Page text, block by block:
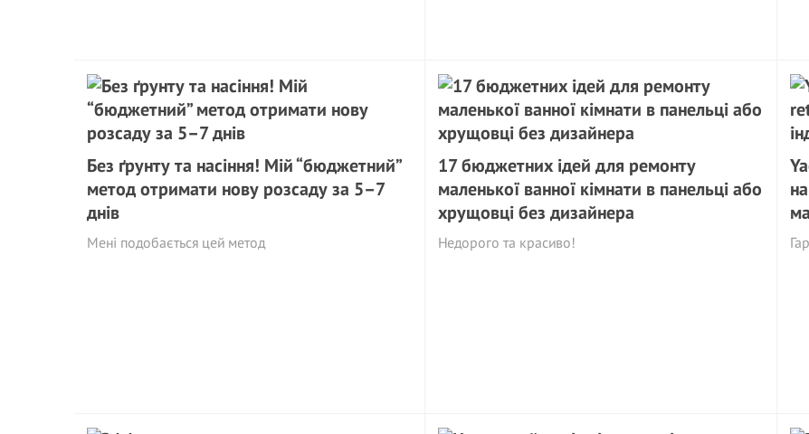
Без ґрунту та насіння! Мій “бюджетний”
метод отримати нову розсаду за 5–7
днів
Мені подобається цей метод
17 бюджетних ідей для ремонту
маленької ванної кімнати в панельці або
хрущовці без дизайнера
Недорого та красиво!